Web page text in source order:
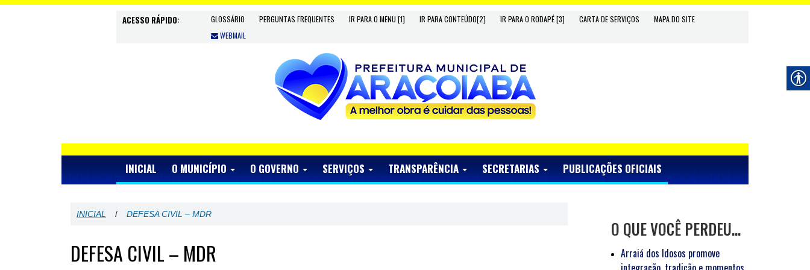
ACESSO RÁPIDO: GLOSSÁRIO PERGUNTAS FREQUENTES IR PARA O MENU [1] IR PARA CONTEÚDO[2] IR PARA O RODAPÉ [3] CARTA DE SERVIÇOS
MAPA DO SITE
WEBMAIL
INICIAL O MUNICÍPIO O GOVERNO SERVIÇOS TRANSPARÊNCIA SECRETARIAS PUBLICAÇÕES OFICIAIS
INICIAL / DEFESA CIVIL – MDR
DEFESA CIVIL – MDR
O QUE VOCÊ PERDEU…
Arraiá dos Idosos promove